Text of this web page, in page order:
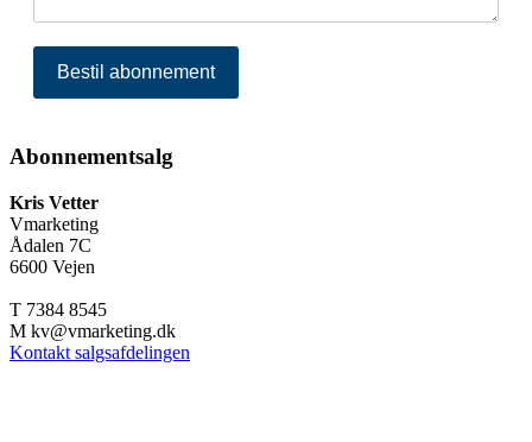
Bestil abonnement
Abonnementsalg
Kris Vetter
Vmarketing
Ådalen 7C
6600 Vejen
T 7384 8545
M kv@vmarketing.dk
Kontakt salgsafdelingen